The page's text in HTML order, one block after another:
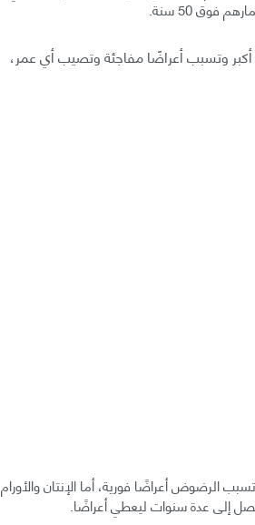
وتسبب أعراضًا مفاجئة وتصيب أي عمر،
الرضوض أعراضًا فورية، أما الإنتان والأورام
إلى عدة سنوات ليعطي أعراضًا.